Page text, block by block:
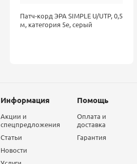
Патч-корд ЭРА SIMPLE U/UTP, 0,5
м, категория 5е, серый
Информация
Акции и
спецпредложения
Статьи
Новости
Помощь
Оплата и
доставка
Гарантия